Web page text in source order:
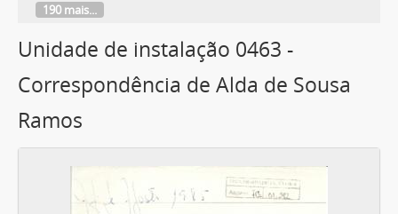
190 mais...
Unidade de instalação 0463 -
Correspondência de Alda de Sousa
Ramos